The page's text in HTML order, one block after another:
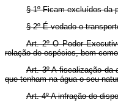
§ 1º Ficam excluídos da
§ 2º É vedado o
Art. 2º O Poder
relação de espécies, bem
Art. 3º A fiscalização da
que tenham na água o seu
Art. 4º A infração do